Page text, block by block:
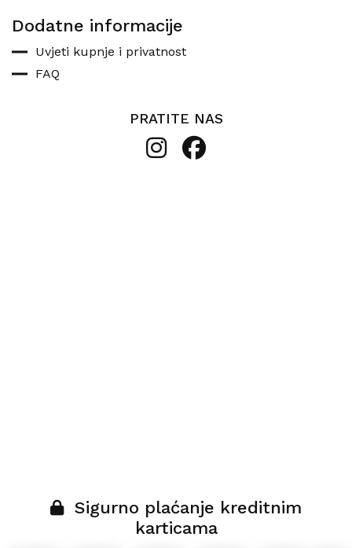
Dodatne informacije
Uvjeti kupnje i privatnost
FAQ
PRATITE NAS
Sigurno plaćanje kreditnim
karticama